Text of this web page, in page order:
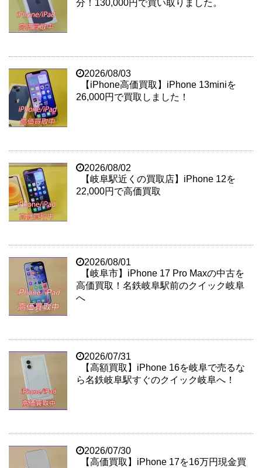
分！130,000円で買い取りました。
2026/08/03
【iPhone高価買取】iPhone 13miniを
26,000円で買取しました！
2026/08/02
【岐阜駅近くの買取店】iPhone 12を
22,000円で高価買取
2026/08/01
【岐阜市】iPhone 17 Pro Maxの中古を
高価買取！名鉄岐阜駅前のクイック岐阜
へ
2026/07/31
【高額買取】iPhone 16を岐阜で売るな
ら名鉄岐阜駅すぐのクイック岐阜へ！
2026/07/30
【高価買取】iPhone 17を16万円現金買